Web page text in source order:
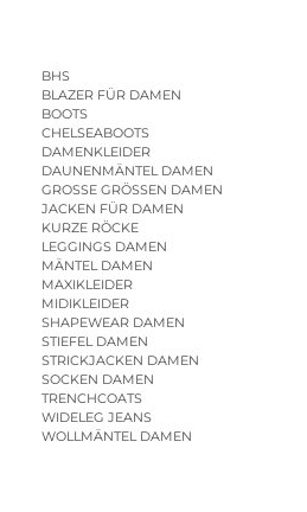
BHS
BLAZER FÜR DAMEN
BOOTS
CHELSEABOOTS
DAMENKLEIDER
DAUNENMÄNTEL DAMEN
GROSSE GRÖSSEN DAMEN
JACKEN FÜR DAMEN
KURZE RÖCKE
LEGGINGS DAMEN
MÄNTEL DAMEN
MAXIKLEIDER
MIDIKLEIDER
SHAPEWEAR DAMEN
STIEFEL DAMEN
STRICKJACKEN DAMEN
SOCKEN DAMEN
TRENCHCOATS
WIDELEG JEANS
WOLLMÄNTEL DAMEN